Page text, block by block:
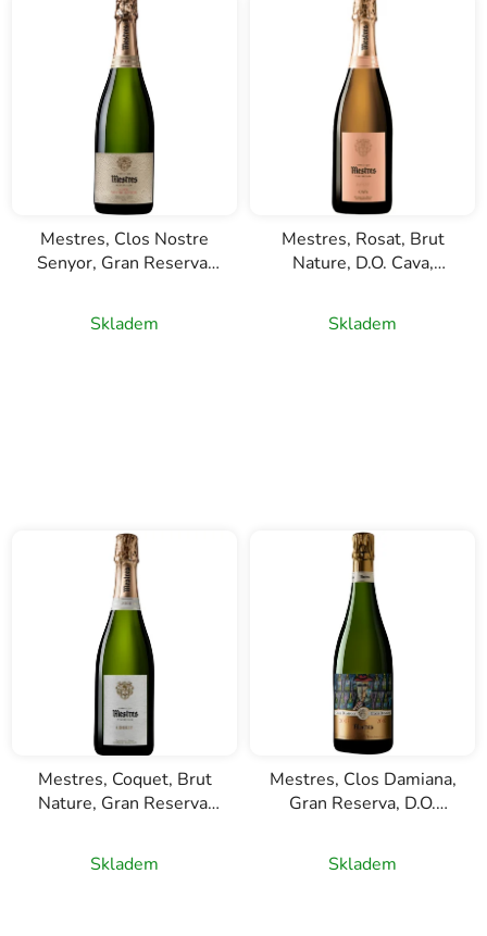
Mestres, Clos Nostre
Senyor, Gran Reserva,
víno, 0,75l
Skladem
Mestres, Rosat, Brut
Nature, D.O. Cava,
0,75l
Skladem
Mestres, Coquet, Brut
Nature, Gran Reserva,
víno, 0,75l
Skladem
Mestres, Clos Damiana,
Gran Reserva, D.O.
0,75l
Skladem